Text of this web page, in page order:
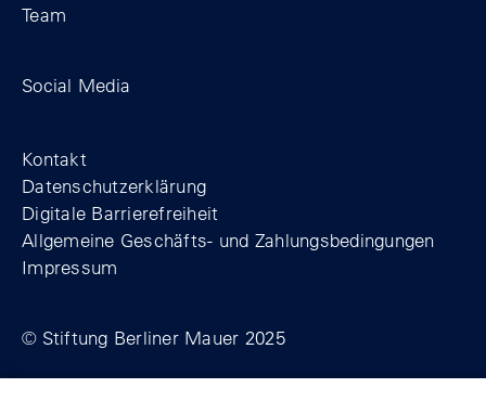
Team
Social Media
Kontakt
Datenschutzerklärung
Digitale Barrierefreiheit
Allgemeine Geschäfts- und Zahlungsbedingungen
Impressum
© Stiftung Berliner Mauer 2025